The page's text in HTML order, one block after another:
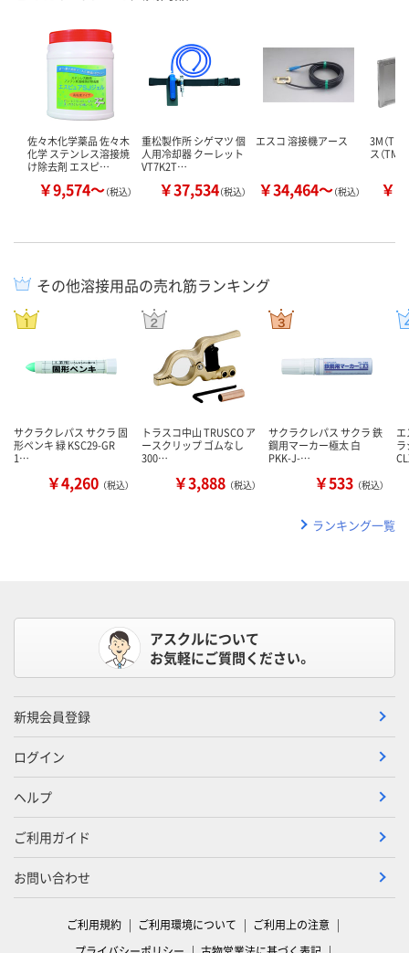
佐々木化学薬品 佐々木
化学 ステンレス溶接焼
け除去剤 エスピ…
￥9,574～（税込）
重松製作所 シゲマツ 個
人用冷却器 クーレット
VT7K2T…
￥37,534（税込）
エスコ 溶接機アース
￥34,464～（税込）
3M（TM
ス（TM
￥
その他溶接用品の売れ筋ランキング
サクラクレパス サクラ 固
形ペンキ 緑 KSC29-GR
1…
￥4,260 （税込）
トラスコ中山 TRUSCO ア
ースクリップ ゴムなし
300…
￥3,888 （税込）
サクラクレパス サクラ 鉄
鋼用マーカー極太 白
PKK-J-…
￥533 （税込）
ランキング一覧
アスクルについて
お気軽にご質問ください。
新規会員登録
ログイン
ヘルプ
ご利用ガイド
お問い合わせ
ご利用規約 ご利用環境について
ご利用上の注意